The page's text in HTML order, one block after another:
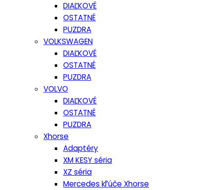
DIAĽKOVÉ
OSTATNÉ
PUZDRA
VOLKSWAGEN
DIAĽKOVÉ
OSTATNÉ
PUZDRA
VOLVO
DIAĽKOVÉ
OSTATNÉ
PUZDRA
Xhorse
Adaptéry
XM KESY séria
XZ séria
Mercedes kľúče Xhorse